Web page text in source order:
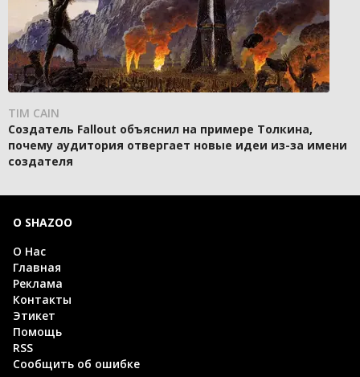
TIM CAIN
Создатель Fallout объяснил на примере Толкина,
почему аудитория отвергает новые идеи из-за имени
создателя
О SHAZOO
О Нас
Главная
Реклама
Контакты
Этикет
Помощь
RSS
Сообщить об ошибке